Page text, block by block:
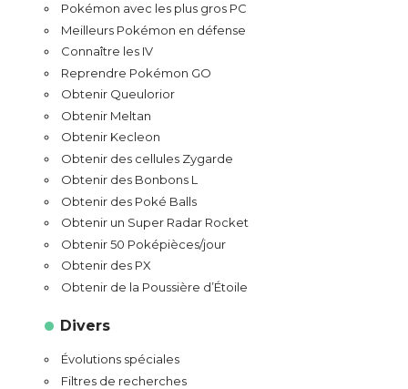
Pokémon avec les plus gros PC
Meilleurs Pokémon en défense
Connaître les IV
Reprendre Pokémon GO
Obtenir Queulorior
Obtenir Meltan
Obtenir Kecleon
Obtenir des cellules Zygarde
Obtenir des Bonbons L
Obtenir des Poké Balls
Obtenir un Super Radar Rocket
Obtenir 50 Poképièces/jour
Obtenir des PX
Obtenir de la Poussière d’Étoile
Divers
Évolutions spéciales
Filtres de recherches